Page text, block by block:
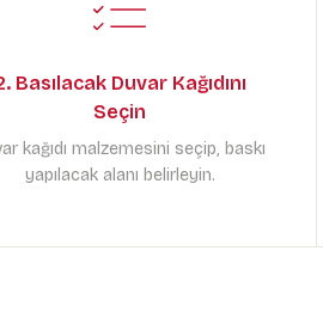
Basılacak Duvar Kağıdını
Seçin
kağıdı malzemesini seçip, baskı
yapılacak alanı belirleyin.